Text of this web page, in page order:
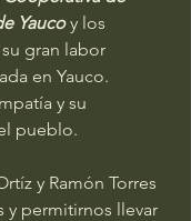
Yauco y los
gran labor
en Yauco.
y su
pueblo.
y Ramón Torres
y permitirnos llevar